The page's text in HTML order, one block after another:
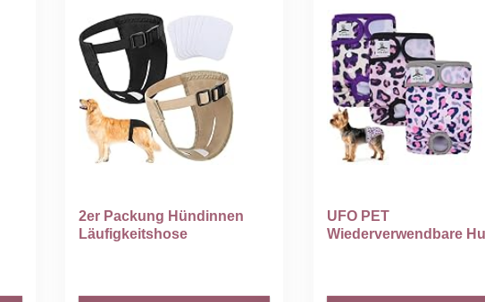
2er Packung Hündinnen
Läufigkeitshose
UFO PET
Wiederverwendbare